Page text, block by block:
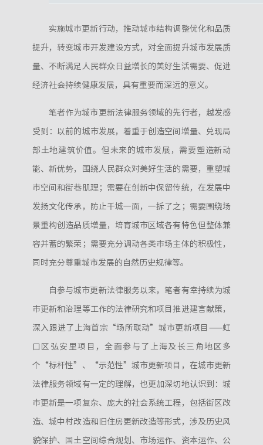
实施城市更新行动，推动城市结构调整优化和品质
提升，转变城市开发建设方式，对全面提升城市发展质
量、不断满足人民群众日益增长的美好生活需要、促进
经济社会持续健康发展，具有重要而深远的意义。
笔者作为城市更新法律服务领域的先行者，越发感
受到：以前的城市发展，着重于创造空间增量、兑现局
部土地建筑价值。但未来的城市发展，需要塑造新动
能、新优势，围绕人民群众对美好生活的需要，重塑城
市空间和街巷肌理；需要在创新中保留传统，在发展中
发扬文化传承，防止千城一面，一拆了之；需要围绕场
景重构创造品质增量，培育城市区域各有特色但整体兼
容并蓄的繁荣；需要充分调动各类市场主体的积极性，
同时充分尊重城市发展的自然历史规律等。
自参与城市更新法律服务以来，笔者有幸持续为城
市更新和治理等工作的法律研究和项目推进建言献策，
深入跟进了上海首宗“场所联动”城市更新项目——虹
口区弘安里项目，全面参与了上海及长三角地区多
个“标杆性”、“示范性”城市更新项目，在城市更新
法律服务领域有一定的理解，也更加深切地认识到：城
市更新是一项复杂、庞大的社会系统工程，包括街区改
造、城中村改造和旧住房更新改造等形式，涉及历史风
貌保护、国土空间综合规划、市场运作、资本运作、公